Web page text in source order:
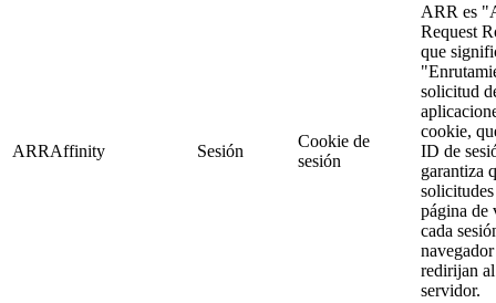
ARRAffinity Sesión
Cookie de
sesión
ARR es
Request
que
solicitud
cookie,
ID de
garantiza
página de
cada
navegador
redirijan
servidor.